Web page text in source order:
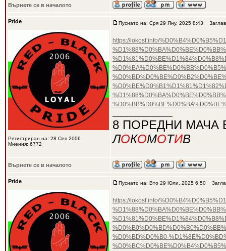
Върнете се в началото
Pride
Регистриран на: 28 Сеп 2006
Мнения: 6772
Пуснато на: Сря 29 Яну, 2025 8:43
https://lokosf.info/
8 ПОРЕДНИ МАЧА
ЛОКОМОТИВ
Върнете се в началото
Pride Пуснато на: Вто 29 Юли, 2025 6:50
https://lokosf.info/
%D0%BD%D0%B0-